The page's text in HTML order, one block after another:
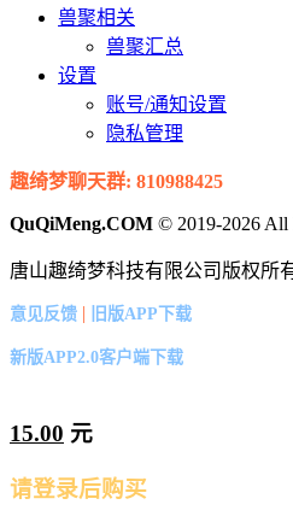
兽聚相关
兽聚汇总
设置
账号/通知设置
隐私管理
趣绮梦聊天群: 810988425
QuQiMeng.COM © 2019-2026 All
唐山趣绮梦科技有限公司版权所
意见反馈 | 旧版APP下载
新版APP2.0客户端下载
15.00 元
请登录后购买